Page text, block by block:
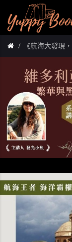
《航海大發現